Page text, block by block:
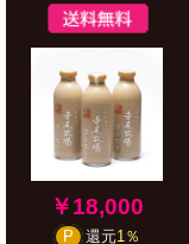
￥18,000
P 還元1％